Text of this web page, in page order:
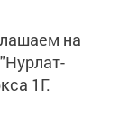
на
1Г.